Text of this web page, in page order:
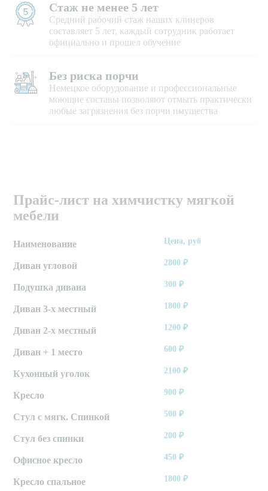
Стаж не менее 5 лет
Средний рабочий стаж наших клинеров
составляет 5 лет, каждый сотрудник работает
официально и прошел обучение
Без риска порчи
Немецкое оборудование и профессиональные
моющие составы позволяют отмыть практически
любые загрязнения без порчи имущества
Прайс-лист на химчистку мягкой
мебели
Наименование Цена, руб
Диван угловой 2800 ₽
Подушка дивана 300 ₽
Диван 3-х местный 1800 ₽
Диван 2-х местный 1200 ₽
Диван + 1 место 600 ₽
Кухонный уголок 2100 ₽
Кресло 900 ₽
Стул с мягк. Спинкой 500 ₽
Стул без спинки 200 ₽
Офисное кресло 450 ₽
Кресло спальное 1800 ₽